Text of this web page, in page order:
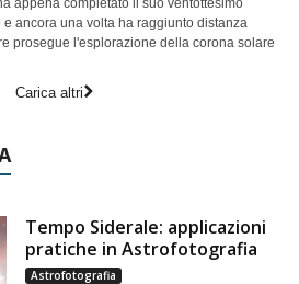
appena completato il suo ventottesimo
ancora una volta ha raggiunto distanza
prosegue l'esplorazione della corona solare
Carica altri
Tempo Siderale: applicazioni
pratiche in Astrofotografia
Astrofotografia